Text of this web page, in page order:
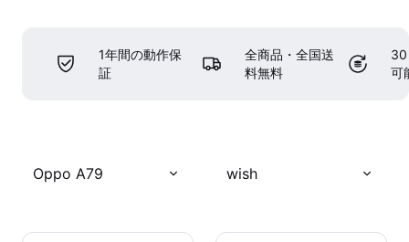
1年間の動作保
証
全商品・全国送
料無料
30
可
Oppo A79 wish